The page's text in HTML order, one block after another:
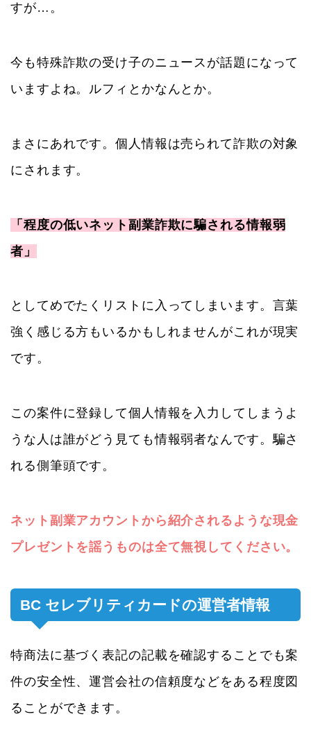
すが…。
今も特殊詐欺の受け子のニュースが話題になって
いますよね。ルフィとかなんとか。
まさにあれです。個人情報は売られて詐欺の対象
にされます。
「程度の低いネット副業詐欺に騙される情報弱
者」
としてめでたくリストに入ってしまいます。言葉
強く感じる方もいるかもしれませんがこれが現実
です。
この案件に登録して個人情報を入力してしまうよ
うな人は誰がどう見ても情報弱者なんです。騙さ
れる側筆頭です。
ネット副業アカウントから紹介されるような現金
プレゼントを謡うものは全て無視してください。
BC セレブリティカードの運営者情報
特商法に基づく表記の記載を確認することでも案
件の安全性、運営会社の信頼度などをある程度図
ることができます。